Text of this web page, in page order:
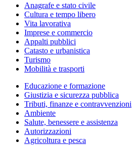
Anagrafe e stato civile
Cultura e tempo libero
Vita lavorativa
Imprese e commercio
Appalti pubblici
Catasto e urbanistica
Turismo
Mobilità e trasporti
Educazione e formazione
Giustizia e sicurezza pubblica
Tributi, finanze e contravvenzioni
Ambiente
Salute, benessere e assistenza
Autorizzazioni
Agricoltura e pesca